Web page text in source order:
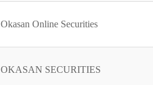
Okasan Online Securities
OKASAN SECURITIES